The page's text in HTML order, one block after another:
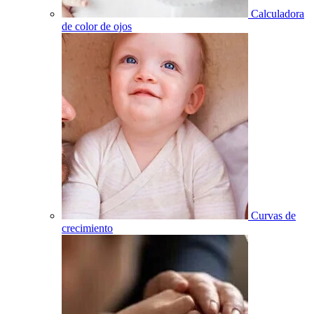
Calculadora
de color de ojos
Curvas de
crecimiento